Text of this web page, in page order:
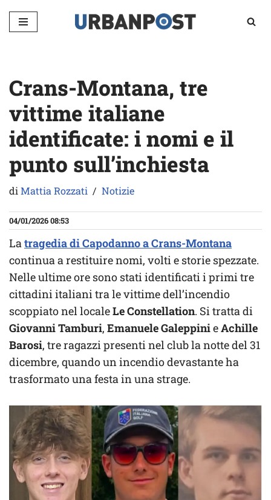
Vai
Crans-Montana, tre
vittime italiane
identificate: i nomi e il
punto sull’inchiesta
diMattia Rozzati Notizie
04/01/2026 08:53
Latragedia di Capodanno a Crans-Montana
continua a restituire nomi, volti e storie spezzate.
Nelle ultime ore sono stati identificati i primi tre
cittadini italiani tra le vittime dell’incendio
scoppiato nel localeLe Constellation. Si tratta di
Giovanni Tamburi, Emanuele GaleppinieAchille
Barosi, tre ragazzi presenti nel club la notte del 31
dicembre, quando un incendio devastante ha
trasformato una festa in una strage.